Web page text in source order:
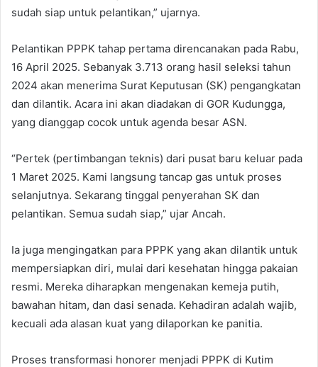
sudah siap untuk pelantikan,” ujarnya.
Pelantikan PPPK tahap pertama direncanakan pada Rabu,
16 April 2025. Sebanyak 3.713 orang hasil seleksi tahun
2024 akan menerima Surat Keputusan (SK) pengangkatan
dan dilantik. Acara ini akan diadakan di GOR Kudungga,
yang dianggap cocok untuk agenda besar ASN.
“Pertek (pertimbangan teknis) dari pusat baru keluar pada
1 Maret 2025. Kami langsung tancap gas untuk proses
selanjutnya. Sekarang tinggal penyerahan SK dan
pelantikan. Semua sudah siap,” ujar Ancah.
Ia juga mengingatkan para PPPK yang akan dilantik untuk
mempersiapkan diri, mulai dari kesehatan hingga pakaian
resmi. Mereka diharapkan mengenakan kemeja putih,
bawahan hitam, dan dasi senada. Kehadiran adalah wajib,
kecuali ada alasan kuat yang dilaporkan ke panitia.
Proses transformasi honorer menjadi PPPK di Kutim